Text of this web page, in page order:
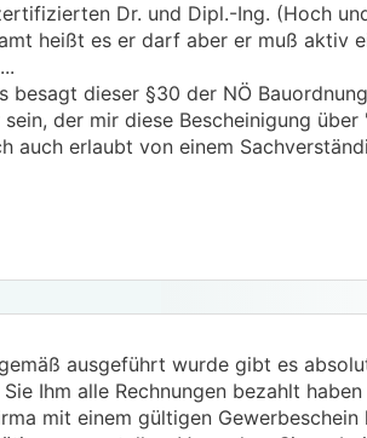
Dr. und Dipl.-Ing. (Hoch
heißt es er darf aber er muß aktiv
dieser §30 der NÖ
der mir diese Bescheinigung
auch erlaubt von einem
ausgeführt wurde gibt es
Ihm alle Rechnungen bezahlt
mit einem gültigen Gewerbeschein